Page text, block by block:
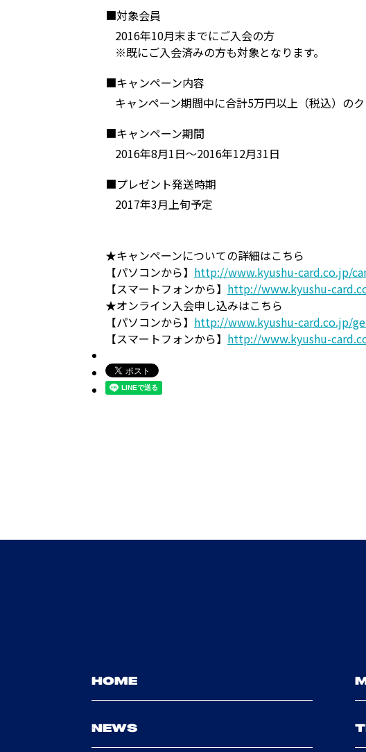
■対象会員
2016年10月末までにご入会の方
※既にご入会済みの方も対象となります。
■キャンペーン内容
キャンペーン期間中に合計5万円以上（税込）の
■キャンペーン期間
2016年8月1日～2016年12月31日
■プレゼント発送時期
2017年3月上旬予定
★キャンペーンについての詳細はこちら
【パソコンから】 http://www.kyushu-card.co.jp/
【スマートフォンから】 http://www.kyushu-
★オンライン入会申し込みはこちら
【パソコンから】 http://www.kyushu-card.co.jp/
【スマートフォンから】 http://www.kyushu-
HOME
NEWS